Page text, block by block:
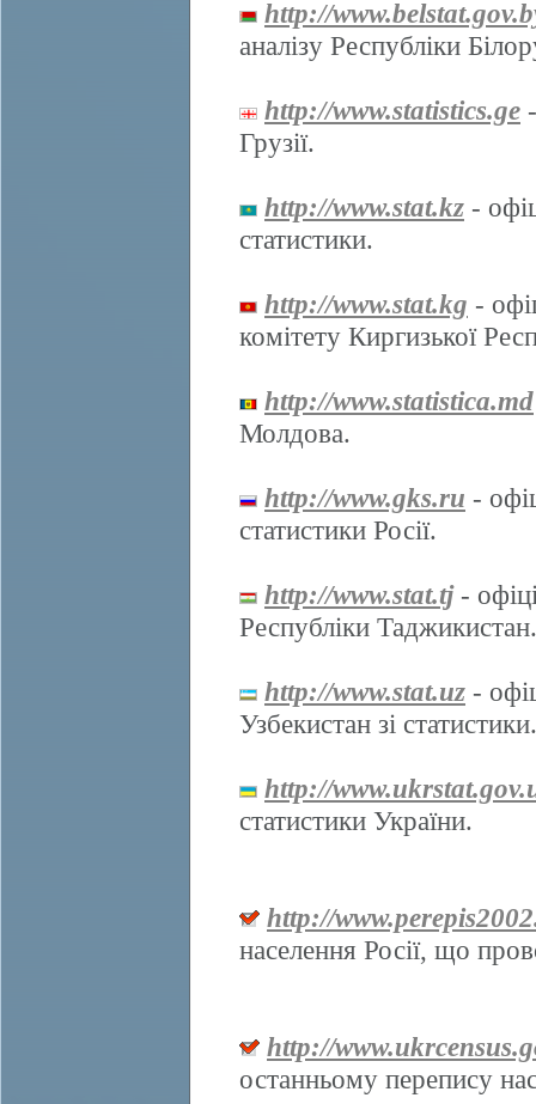
http://
аналізу Республіки
http://www.statistics.ge
Грузії.
http://www.stat.kz -
статистики.
http://www.stat.kg -
комітету Киргизької
http://www.statistica.md
Молдова.
http://www.gks.ru -
статистики Росії.
http://www.stat.tj-
Республіки Таджикистан.
http://www.stat.uz -
Узбекистан зі статистики.
http://
статистики України.
http://
населення Росії, що
http://
останньому перепису